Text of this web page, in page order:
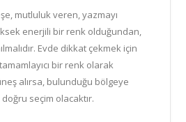
mutluluk veren, yazmayı
enerjili bir renk olduğundan,
Evde dikkat çekmek için
bir renk olarak
alırsa, bulunduğu bölgeye
seçim olacaktır.